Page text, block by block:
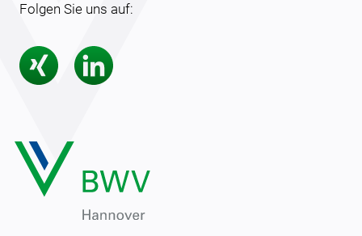
Folgen Sie uns auf: